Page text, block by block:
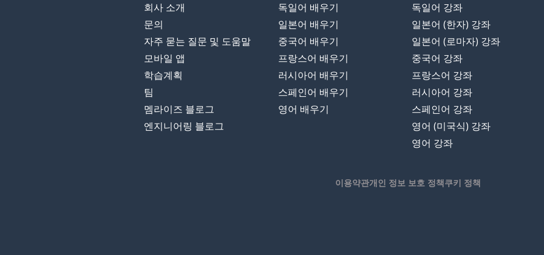
회사 소개
문의
자주 묻는 질문 및 도움말
모바일 앱
학습계획
팀
멤라이즈 블로그
엔지니어링 블로그
독일어 배우기
일본어 배우기
중국어 배우기
프랑스어 배우기
러시아어 배우기
스페인어 배우기
영어 배우기
독일어 강좌
일본어 (한자) 강좌
일본어 (로마자) 강좌
중국어 강좌
프랑스어 강좌
러시아어 강좌
스페인어 강좌
영어 (미국식) 강좌
영어 강좌
이용약관개인 정보 보호 정책쿠키 정책